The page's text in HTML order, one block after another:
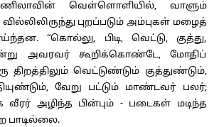
வெள்ளொளியில், வாளும்
புறப்படும் அம்புகள் மழைத்
“கொல்லு, பிடி, வெட்டு, குத்து,
அவரவர் கூறிக்கொண்டே, மோதிப்
திறத்திலும் வெட்டுண்டும் குத்துண்டும்,
வேறு பட்டும் மாண்டவர் பலர்;
வீரர் அழிந்த பின்பும் - படைகள் மடிந்த
பாடில்லை.